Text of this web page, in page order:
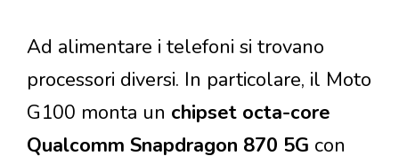
Ad alimentare i telefoni si trovano
processori diversi. In particolare, il Moto
G100 monta un chipset octa-core
Qualcomm Snapdragon 870 5G con